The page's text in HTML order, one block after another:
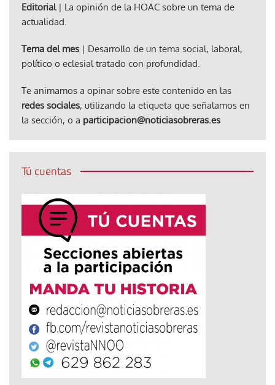
Editorial| La opinión de la HOAC sobre un tema de
actualidad.
Tema del mes | Desarrollo de un tema social, laboral,
político o eclesial tratado con profundidad.
Te animamos a opinar sobre este contenido en las
redes sociales, utilizando la etiqueta que señalamos en
la sección, o a participacion@noticiasobreras.es
Tú cuentas